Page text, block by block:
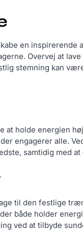
en inspirerende
Overvej at
stemning kan
holde energien
engagerer alle.
samtidig med at
til den festlige
både holder
ved at tilbyde